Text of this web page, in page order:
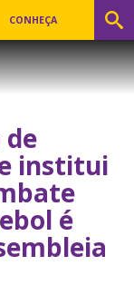
CONHEÇA
de
institui
é